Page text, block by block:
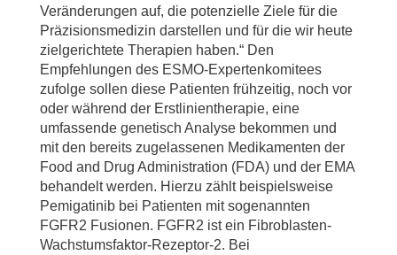
Veränderungen auf, die potenzielle Ziele für die
Präzisionsmedizin darstellen und für die wir heute
zielgerichtete Therapien haben.“ Den
Empfehlungen des ESMO-Expertenkomitees
zufolge sollen diese Patienten frühzeitig, noch vor
oder während der Erstlinientherapie, eine
umfassende genetisch Analyse bekommen und
mit den bereits zugelassenen Medikamenten der
Food and Drug Administration (FDA) und der EMA
behandelt werden. Hierzu zählt beispielsweise
Pemigatinib bei Patienten mit sogenannten
FGFR2 Fusionen. FGFR2 ist ein Fibroblasten-
Wachstumsfaktor-Rezeptor-2. Bei